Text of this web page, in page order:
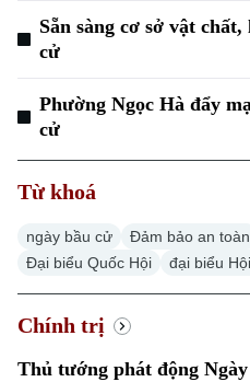
Sẵn sàng cơ sở vật
cử
Phường Ngọc Hà đẩy
cử
Từ khoá
ngày bầu cử Đảm bảo an toàn
Đại biểu Quốc Hội
đại biểu
Chính trị
Thủ tướng phát động